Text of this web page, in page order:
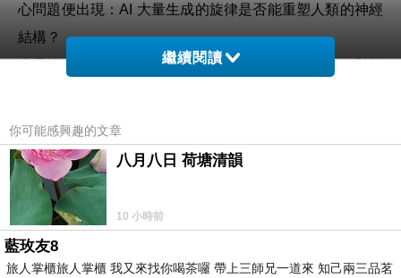
心問題便出現：AI 大量生成的旋律是否能重塑人類的神經
結構？
這是認知層面的深層問題。以下將從五個層次分析 AI 對旋
旋律的神經本質：聽覺皮層如何建立「旋律預測回路」
旋律是神經系統運作的結果。大腦在聆聽旋律時會進行：
1.
音高預測
2.節奏預測
3. 動機辨認
繼續閱讀
你可能感興趣的文章
八月八日 荷塘清韻
10 小時前
藍玫友8
旅人掌櫃旅人掌櫃 我又來找你喝茶囉 帶上三師兄一道來 知己兩三品茗